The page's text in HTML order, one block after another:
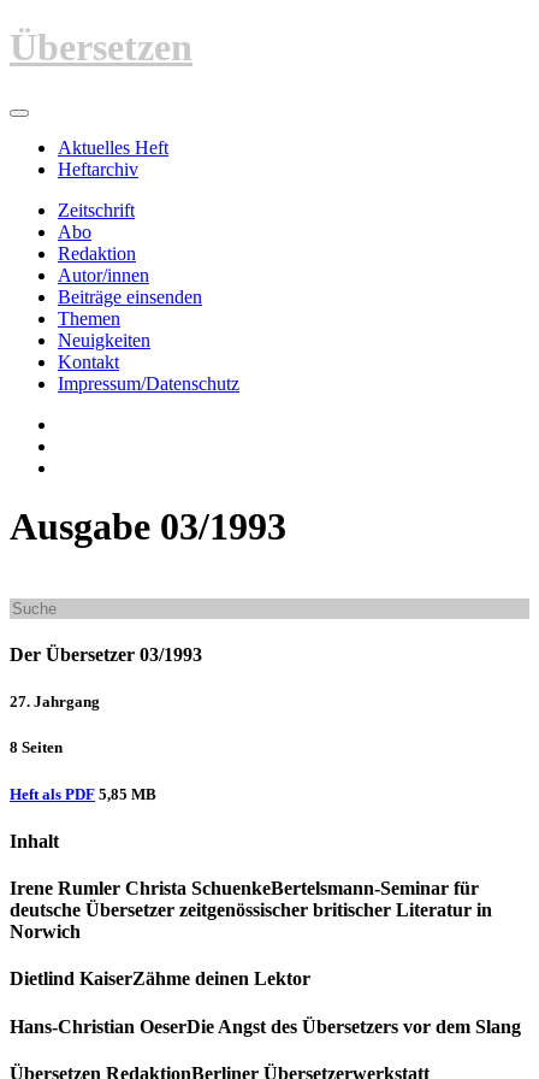
Zum
Inhalt
Übersetzen
Aktuelles Heft
Heftarchiv
Zeitschrift
Abo
Redaktion
Autor/innen
Beiträge einsenden
Themen
Neuigkeiten
Kontakt
Impressum/Datenschutz
Ausgabe 03/1993
Der Übersetzer 03/1993
27. Jahrgang
8 Seiten
Heft als PDF 5,85 MB
Inhalt
Irene Rumler Christa SchuenkeBertelsmann-Seminar für
deutsche Übersetzer zeitgenössischer britischer Literatur in
Norwich
Dietlind KaiserZähme deinen Lektor
Hans-Christian OeserDie Angst des Übersetzers vor dem Slang
Übersetzen RedaktionBerliner Übersetzerwerkstatt